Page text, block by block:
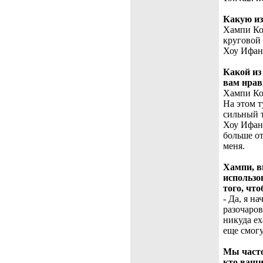
Какую из
Хампи
Хоу
Какой из
вам
Хампи
На этом
сильный
Хоу
больше
меня.
Хампи,
того,
- Да, я
никуда
еще
Мы